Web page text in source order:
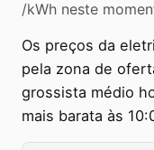
/kWh neste
Os preços da
pela zona de
grossista médio
mais barata às